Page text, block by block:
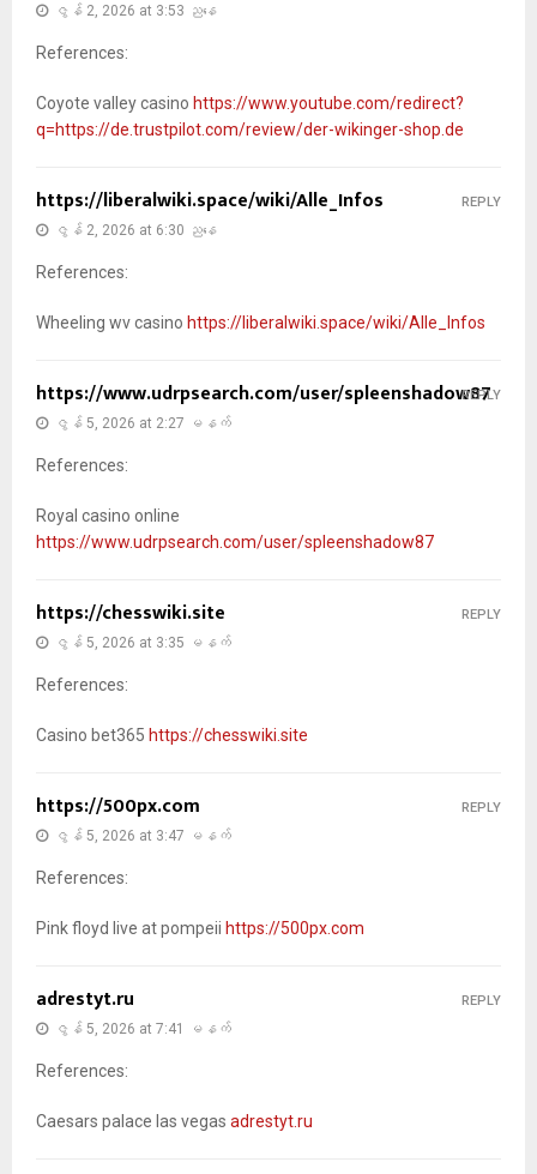
ဇွန် 2, 2026 at 3:53 ညနေ
References:
Coyote valley casino https://www.youtube.com/redirect?
q=https://de.trustpilot.com/review/der-wikinger-shop.de
https://liberalwiki.space/wiki/Alle_Infos
ဇွန် 2, 2026 at 6:30 ညနေ
References:
Wheeling wv casino https://liberalwiki.space/wiki/Alle_Infos
REPLY
https://www.udrpsearch.com/user/spleenshadow87
ဇွန် 5, 2026 at 2:27 မနက်
References:
Royal casino online
https://www.udrpsearch.com/user/spleenshadow87
REPLY
https://chesswiki.site
ဇွန် 5, 2026 at 3:35 မနက်
References:
Casino bet365 https://chesswiki.site
REPLY
https://500px.com
ဇွန် 5, 2026 at 3:47 မနက်
References:
Pink floyd live at pompeii https://500px.com
REPLY
adrestyt.ru
ဇွန် 5, 2026 at 7:41 မနက်
References:
Caesars palace las vegas adrestyt.ru
REPLY